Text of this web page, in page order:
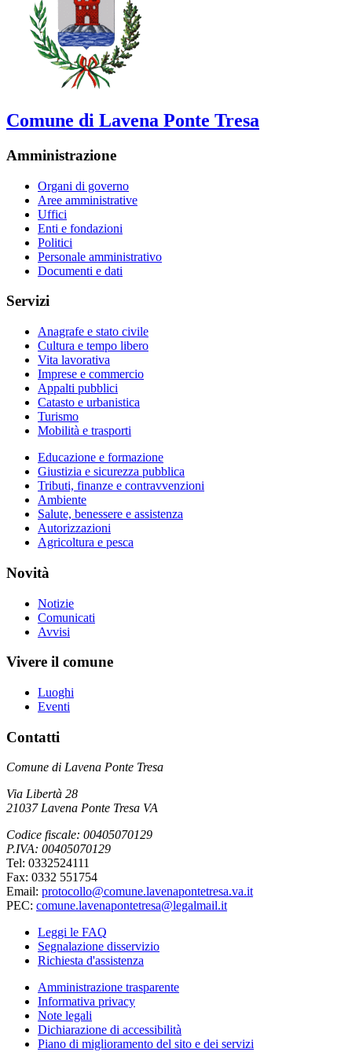
Comune di Lavena Ponte Tresa
Amministrazione
Organi di governo
Aree amministrative
Uffici
Enti e fondazioni
Politici
Personale amministrativo
Documenti e dati
Servizi
Anagrafe e stato civile
Cultura e tempo libero
Vita lavorativa
Imprese e commercio
Appalti pubblici
Catasto e urbanistica
Turismo
Mobilità e trasporti
Educazione e formazione
Giustizia e sicurezza pubblica
Tributi, finanze e contravvenzioni
Ambiente
Salute, benessere e assistenza
Autorizzazioni
Agricoltura e pesca
Novità
Notizie
Comunicati
Avvisi
Vivere il comune
Luoghi
Eventi
Contatti
Comune di Lavena Ponte Tresa
Via Libertà 28
21037 Lavena Ponte Tresa VA
Codice fiscale: 00405070129
P.IVA: 00405070129
Tel: 0332524111
Fax: 0332 551754
Email: protocollo@comune.lavenapontetresa.va.it
PEC: comune.lavenapontetresa@legalmail.it
Leggi le FAQ
Segnalazione disservizio
Richiesta d'assistenza
Amministrazione trasparente
Informativa privacy
Note legali
Dichiarazione di accessibilità
Piano di miglioramento del sito e dei servizi